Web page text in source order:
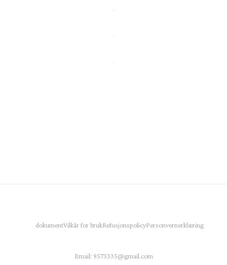
dokumentVilkår for brukRefusjonspolicyPersonvernerklæring
Email: 9573335@gmail.com